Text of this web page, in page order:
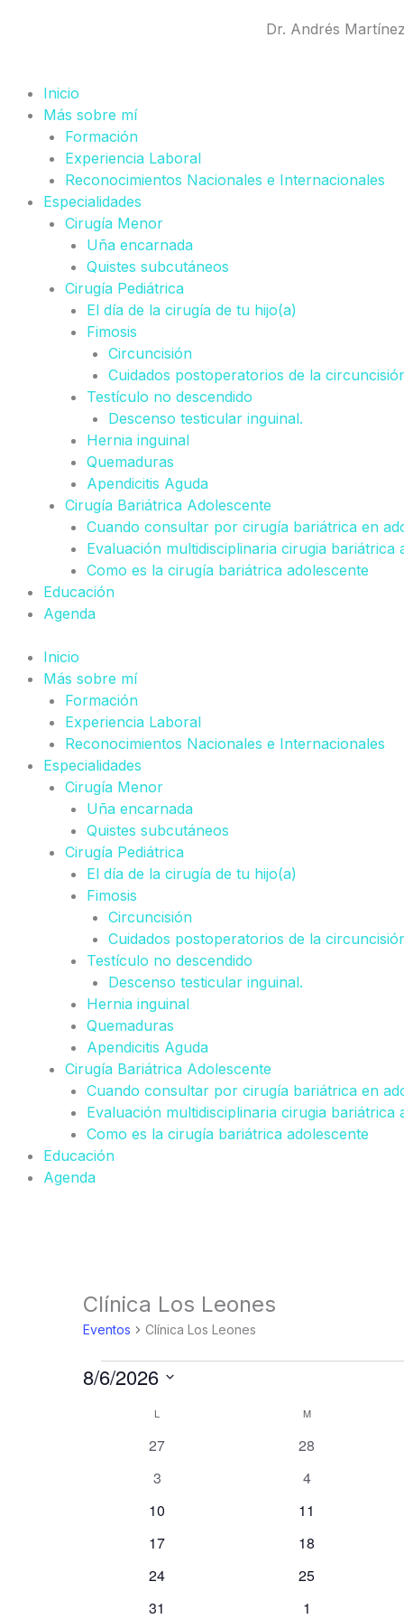
Dr. Andrés Martínez
Inicio
Más sobre mí
Formación
Experiencia Laboral
Reconocimientos Nacionales e Internacionales
Especialidades
Cirugía Menor
Uña encarnada
Quistes subcutáneos
Cirugía Pediátrica
El día de la cirugía de tu hijo(a)
Fimosis
Circuncisión
Cuidados postoperatorios de la
Testículo no descendido
Descenso testicular inguinal.
Hernia inguinal
Quemaduras
Apendicitis Aguda
Cirugía Bariátrica Adolescente
Cuando consultar por cirugía bariátrica en
Evaluación multidisciplinaria cirugia bariátrica
Como es la cirugía bariátrica adolescente
Educación
Agenda
Inicio
Más sobre mí
Formación
Experiencia Laboral
Reconocimientos Nacionales e Internacionales
Especialidades
Cirugía Menor
Uña encarnada
Quistes subcutáneos
Cirugía Pediátrica
El día de la cirugía de tu hijo(a)
Fimosis
Circuncisión
Cuidados postoperatorios de la
Testículo no descendido
Descenso testicular inguinal.
Hernia inguinal
Quemaduras
Apendicitis Aguda
Cirugía Bariátrica Adolescente
Cuando consultar por cirugía bariátrica en
Evaluación multidisciplinaria cirugia bariátrica
Como es la cirugía bariátrica adolescente
Educación
Agenda
Clínica Los Leones
Eventos Clínica Los Leones
Eventos
8/6/2026
L M
0
27
0
28
0
3
0
4
0
10
0
11
0
17
0
18
0
24
0
25
0
31
0
1